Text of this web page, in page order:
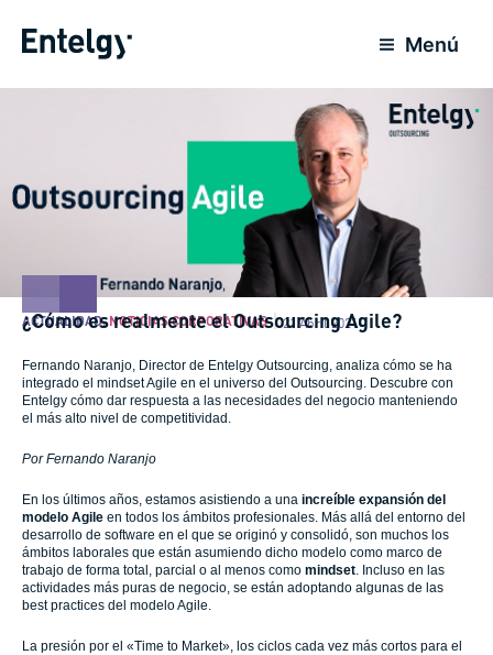
Menú
ACTUALIDAD,NOTICIAS CORPORATIVAS 21 Abril 2021
¿Cómo es realmente el Outsourcing Agile?
Fernando Naranjo, Director de Entelgy Outsourcing, analiza cómo se ha
integrado el mindset Agile en el universo del Outsourcing. Descubre con
Entelgy cómo dar respuesta a las necesidades del negocio manteniendo
el más alto nivel de competitividad.
Por Fernando Naranjo
En los últimos años, estamos asistiendo a una increíble expansión del
modelo Agile en todos los ámbitos profesionales. Más allá del entorno del
desarrollo de software en el que se originó y consolidó, son muchos los
ámbitos laborales que están asumiendo dicho modelo como marco de
trabajo de forma total, parcial o al menos como mindset. Incluso en las
actividades más puras de negocio, se están adoptando algunas de las
best practices del modelo Agile.
La presión por el «Time to Market», los ciclos cada vez más cortos para el